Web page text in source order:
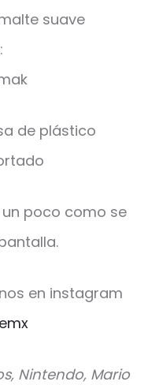
suave
de plástico
poco como se
en instagram
Nintendo, Mario